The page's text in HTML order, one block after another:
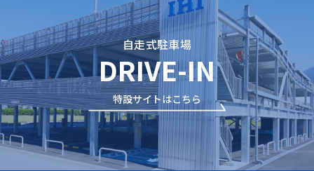
自走式駐車場
DRIVE-IN
特設サイトはこちら